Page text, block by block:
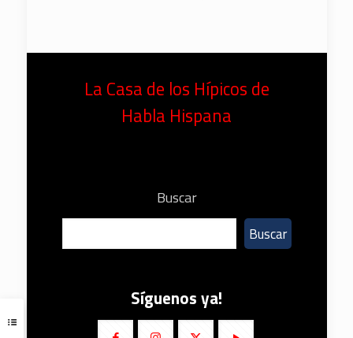
La Casa de los Hípicos de
Habla Hispana
Buscar
Buscar
Síguenos ya!